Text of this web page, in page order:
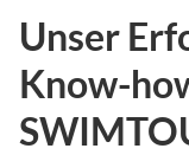
Unser
Know-